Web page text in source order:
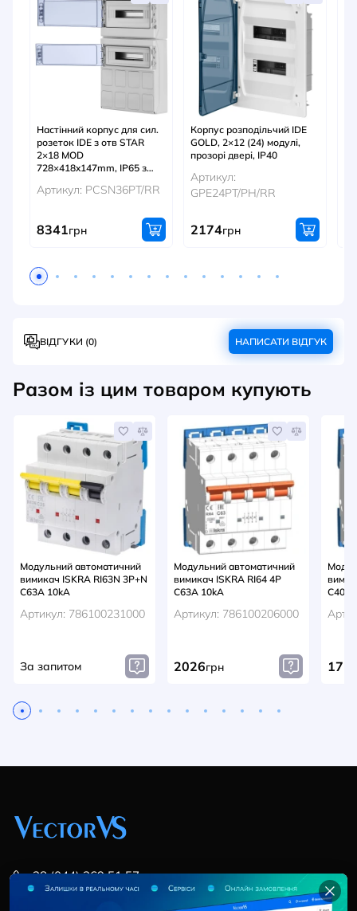
Настінний корпус для сил.
розеток IDE з отв STAR
2×18 MOD
728×418x147mm, IP65 з
Артикул: PCSN36PT/RR
8341грн
Корпус розподільчий IDE
GOLD, 2×12 (24) модулі,
прозорі двері, IP40
Артикул:
GPE24PT/PH/RR
2174грн
ВІДГУКИ (0) НАПИСАТИ ВІДГУК
Разом із цим товаром купують
Модульний автоматичний
вимикач ISKRA RI63N 3P+N
C63A 10kA
Артикул: 786100231000
За запитом
Модульний автоматичний
вимикач ISKRA RI64 4P
C63A 10kA
Артикул: 786100206000
2026грн
C40A
+38 (044) 369 51 57
02095, Україна, м. Київ, вул. Трускавецька, 10-В, оф.